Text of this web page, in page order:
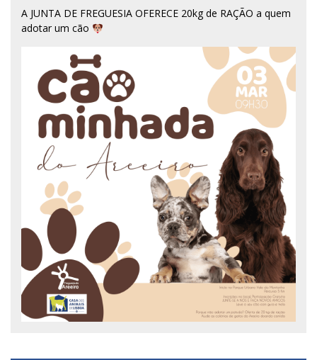
A JUNTA DE FREGUESIA OFERECE 20kg de RAÇÃO a quem
adotar um cão